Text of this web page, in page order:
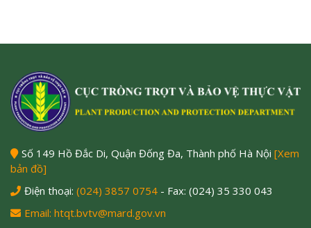
Số 149 Hồ Đắc Di, Quận Đống Đa, Thành phố Hà Nội [Xem
bản đồ]
Điện thoại: (024) 3857 0754 - Fax: (024) 35 330 043
Email: htqt.bvtv@mard.gov.vn